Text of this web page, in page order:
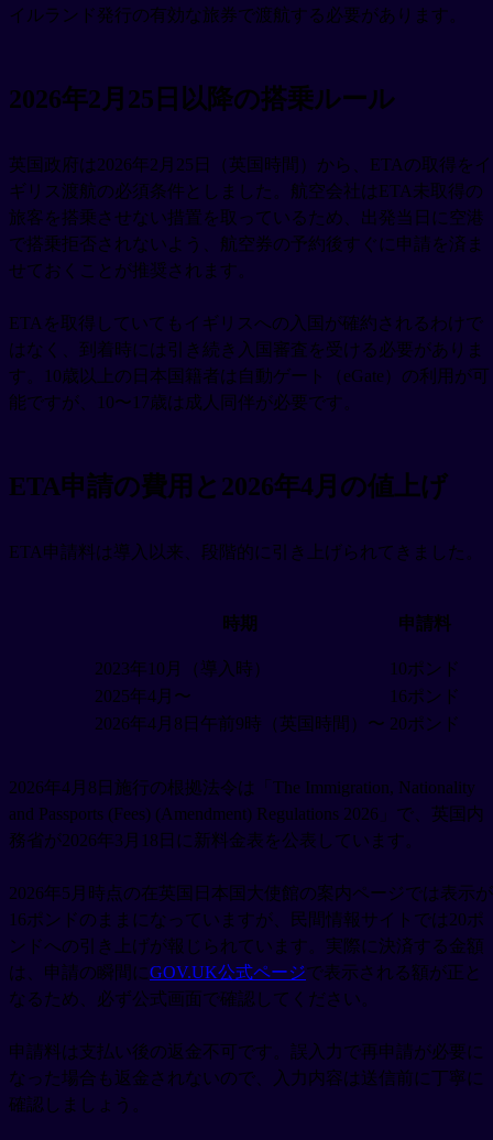
イルランド発行の有効な旅券で渡航する必要があります。
2026年2月25日以降の搭乗ルール
英国政府は2026年2月25日（英国時間）から、ETAの取得をイ
ギリス渡航の必須条件としました。航空会社はETA未取得の
旅客を搭乗させない措置を取っているため、出発当日に空港
で搭乗拒否されないよう、航空券の予約後すぐに申請を済ま
せておくことが推奨されます。
ETAを取得していてもイギリスへの入国が確約されるわけで
はなく、到着時には引き続き入国審査を受ける必要がありま
す。10歳以上の日本国籍者は自動ゲート（eGate）の利用が可
能ですが、10〜17歳は成人同伴が必要です。
ETA申請の費用と2026年4月の値上げ
ETA申請料は導入以来、段階的に引き上げられてきました。
時期 申請料
2023年10月（導入時）
10ポンド
2025年4月〜
16ポンド
2026年4月8日午前9時（英国時間）〜 20ポンド
2026年4月8日施行の根拠法令は「The Immigration, Nationality
and Passports (Fees) (Amendment) Regulations 2026」で、英国内
務省が2026年3月18日に新料金表を公表しています。
2026年5月時点の在英国日本国大使館の案内ページでは表示が
16ポンドのままになっていますが、民間情報サイトでは20ポ
ンドへの引き上げが報じられています。実際に決済する金額
は、申請の瞬間にGOV.UK公式ページで表示される額が正と
なるため、必ず公式画面で確認してください。
申請料は支払い後の返金不可です。誤入力で再申請が必要に
なった場合も返金されないので、入力内容は送信前に丁寧に
確認しましょう。